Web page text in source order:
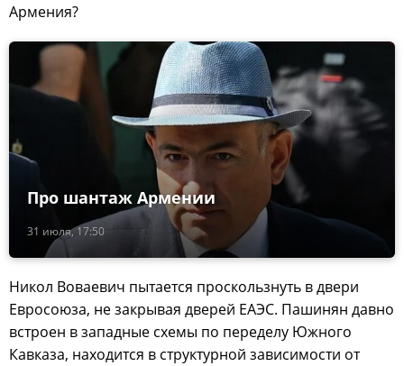
Армения?
31 июля, 17:50
Про шантаж Армении
Никол Воваевич пытается проскользнуть в двери
Евросоюза, не закрывая дверей ЕАЭС. Пашинян давно
встроен в западные схемы по переделу Южного
Кавказа, находится в структурной зависимости от